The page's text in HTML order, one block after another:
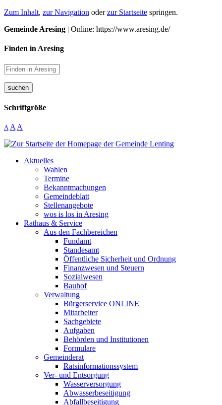
Zum Inhalt, zur Navigation oderzur Startseite springen.
Gemeinde Aresing | Online: https://www.aresing.de/
Finden in Aresing
suchen
Schriftgröße
A A A
Aktuelles
Wahlen
Termine
Bekanntmachungen
Gemeindeblatt
Stellenangebote
wos is los in Aresing
Rathaus & Service
Aus den Fachbereichen
Fundamt
Standesamt
Öffentliche Sicherheit und Ordnung
Finanzwesen und Steuern
Sozialwesen
Bauhof
Verwaltung
Bürgerservice ONLINE
Mitarbeiter
Sachgebiete
Aufgaben
Behörden und Institutionen
Formulare
Gemeinderat
Ratsinformationssystem
Ver- und Entsorgung
Wasserversorgung
Abwasserbeseitigung
Abfallbeseitigung